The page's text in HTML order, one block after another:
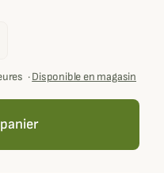
·Disponible en magasin